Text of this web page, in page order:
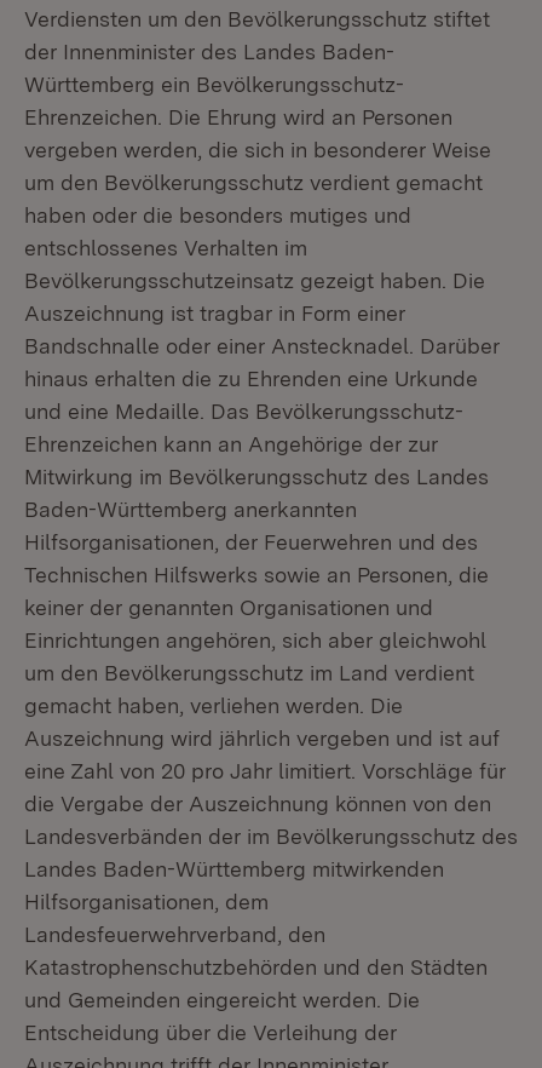
Verdiensten um den Bevölkerungsschutz stiftet
der Innenminister des Landes Baden-
Württemberg ein Bevölkerungsschutz-
Ehrenzeichen. Die Ehrung wird an Personen
vergeben werden, die sich in besonderer Weise
um den Bevölkerungsschutz verdient gemacht
haben oder die besonders mutiges und
entschlossenes Verhalten im
Bevölkerungsschutzeinsatz gezeigt haben. Die
Auszeichnung ist tragbar in Form einer
Bandschnalle oder einer Anstecknadel. Darüber
hinaus erhalten die zu Ehrenden eine Urkunde
und eine Medaille. Das Bevölkerungsschutz-
Ehrenzeichen kann an Angehörige der zur
Mitwirkung im Bevölkerungsschutz des Landes
Baden-Württemberg anerkannten
Hilfsorganisationen, der Feuerwehren und des
Technischen Hilfswerks sowie an Personen, die
keiner der genannten Organisationen und
Einrichtungen angehören, sich aber gleichwohl
um den Bevölkerungsschutz im Land verdient
gemacht haben, verliehen werden. Die
Auszeichnung wird jährlich vergeben und ist auf
eine Zahl von 20 pro Jahr limitiert. Vorschläge für
die Vergabe der Auszeichnung können von den
Landesverbänden der im Bevölkerungsschutz des
Landes Baden-Württemberg mitwirkenden
Hilfsorganisationen, dem
Landesfeuerwehrverband, den
Katastrophenschutzbehörden und den Städten
und Gemeinden eingereicht werden. Die
Entscheidung über die Verleihung der